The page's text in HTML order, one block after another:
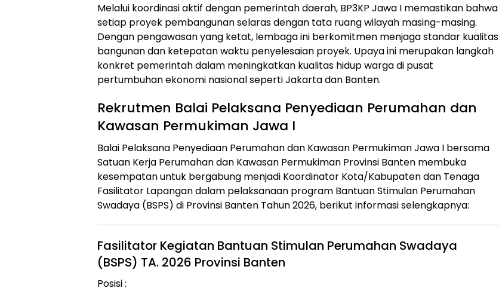
Melalui koordinasi aktif dengan pemerintah daerah, BP3KP Jawa I memastikan bahwa
setiap proyek pembangunan selaras dengan tata ruang wilayah masing-masing.
Dengan pengawasan yang ketat, lembaga ini berkomitmen menjaga standar kualitas
bangunan dan ketepatan waktu penyelesaian proyek. Upaya ini merupakan langkah
konkret pemerintah dalam meningkatkan kualitas hidup warga di pusat
pertumbuhan ekonomi nasional seperti Jakarta dan Banten.
Rekrutmen Balai Pelaksana Penyediaan Perumahan dan
Kawasan Permukiman Jawa I
Balai Pelaksana Penyediaan Perumahan dan Kawasan Permukiman Jawa I bersama
Satuan Kerja Perumahan dan Kawasan Permukiman Provinsi Banten membuka
kesempatan untuk bergabung menjadi Koordinator Kota/Kabupaten dan Tenaga
Fasilitator Lapangan dalam pelaksanaan program Bantuan Stimulan Perumahan
Swadaya (BSPS) di Provinsi Banten Tahun 2026, berikut informasi selengkapnya:
Fasilitator Kegiatan Bantuan Stimulan Perumahan Swadaya
(BSPS) TA. 2026 Provinsi Banten
Posisi :